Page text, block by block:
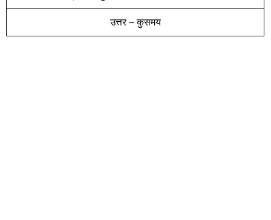
उत्तर – कुसमय